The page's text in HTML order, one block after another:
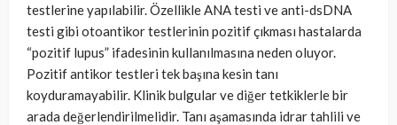
testlerine yapılabilir. Özellikle ANA testi ve anti-dsDNA
testi gibi otoantikor testlerinin pozitif çıkması hastalarda
“pozitif lupus” ifadesinin kullanılmasına neden oluyor.
Pozitif antikor testleri tek başına kesin tanı
koyduramayabilir. Klinik bulgular ve diğer tetkiklerle bir
arada değerlendirilmelidir. Tanı aşamasında idrar tahlili ve